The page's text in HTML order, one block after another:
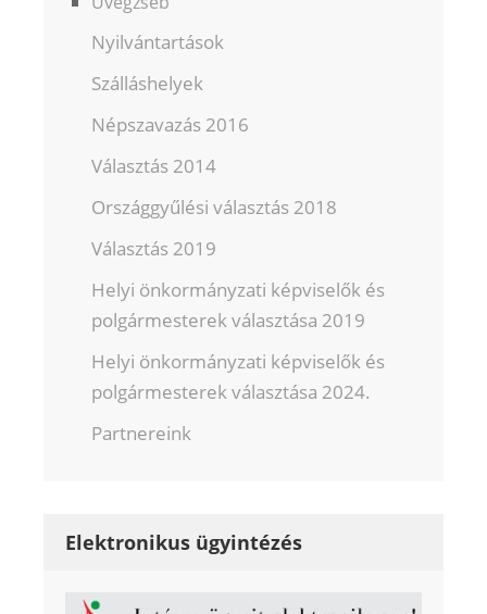
Nyilvántartások
Szálláshelyek
Népszavazás 2016
Választás 2014
Országgyűlési választás 2018
Választás 2019
Helyi önkormányzati képviselők és
polgármesterek választása 2019
Helyi önkormányzati képviselők és
polgármesterek választása 2024.
Partnereink
Elektronikus ügyintézés